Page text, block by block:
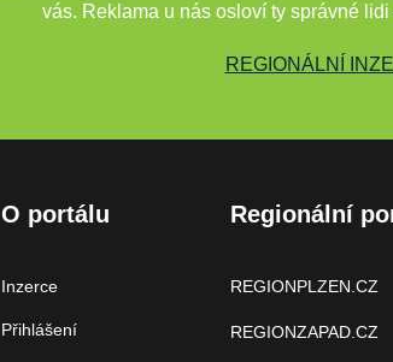
vás. Reklama u nás osloví ty správné
REGIONÁLNÍ
O portálu
Inzerce
Přihlášení
Regionální
REGIONPLZEN.CZ
REGIONZAPAD.CZ